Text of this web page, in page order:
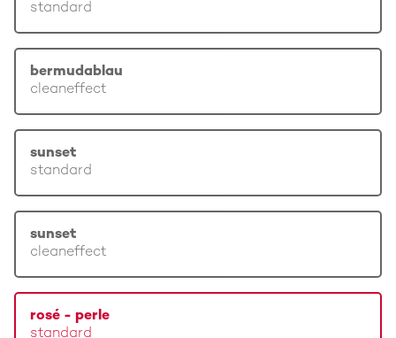
standard
bermudablau
cleaneffect
sunset
standard
sunset
cleaneffect
rosé - perle
standard